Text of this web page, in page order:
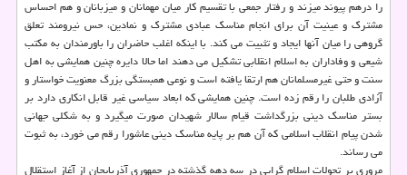
را درهم پیوند می­زند و رفتار جمعی با تقسیم كار میان مهمانان و میزبانان و هم احساس
مشترك و عینیت آن برای انجام مناسك عبادی مشترك و نمادین، حس نیرومند تعلق
گروهی را میان آنها ایجاد و تثبیت می­ كند. با اینكه اغلب حاضران را باورمندان به مكتب
شیعی و وفاداران به اسلام انقلابی تشكیل می ­دهند اما حالا دایره چنین همایشی به اهل
سنت و حتی غیرمسلمانان هم ارتقا یافته است و نوعی همبستگی بزرگ معنویت خواستار و
آزادی طلبان را رقم زده است. چنین همایشی كه ابعاد سیاسی غیر قابل انكاری دارد بر
بستر مناسك دینی بزرگداشت قیام سالار شهیدان صورت می­گیرد و به شكلی جهانی
شدن پیام انقلاب اسلامی كه آن هم بر پایه مناسك دینی عاشورا رقم می­ خورد، به ثبوت
می­ رساند.
مروری بر تحولات اسلام گرایی در سه دهه گذشته در جمهوری آذربایجان از آغاز استقلال